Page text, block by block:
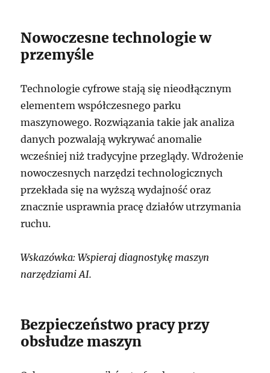
Nowoczesne technologie w
przemyśle
Technologie cyfrowe stają się nieodłącznym
elementem współczesnego parku
maszynowego. Rozwiązania takie jak analiza
danych pozwalają wykrywać anomalie
wcześniej niż tradycyjne przeglądy. Wdrożenie
nowoczesnych narzędzi technologicznych
przekłada się na wyższą wydajność oraz
znacznie usprawnia pracę działów utrzymania
ruchu.
Wskazówka: Wspieraj diagnostykę maszyn
narzędziami AI.
Bezpieczeństwo pracy przy
obsłudze maszyn